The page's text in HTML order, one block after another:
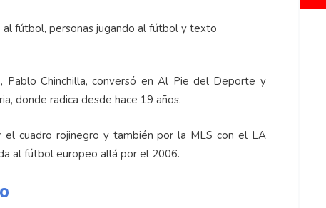
Chinchilla, conversó en Al Pie del Deporte y
donde radica desde hace 19 años.
cuadro rojinegro y también por la MLS con el LA
al fútbol europeo allá por el 2006.